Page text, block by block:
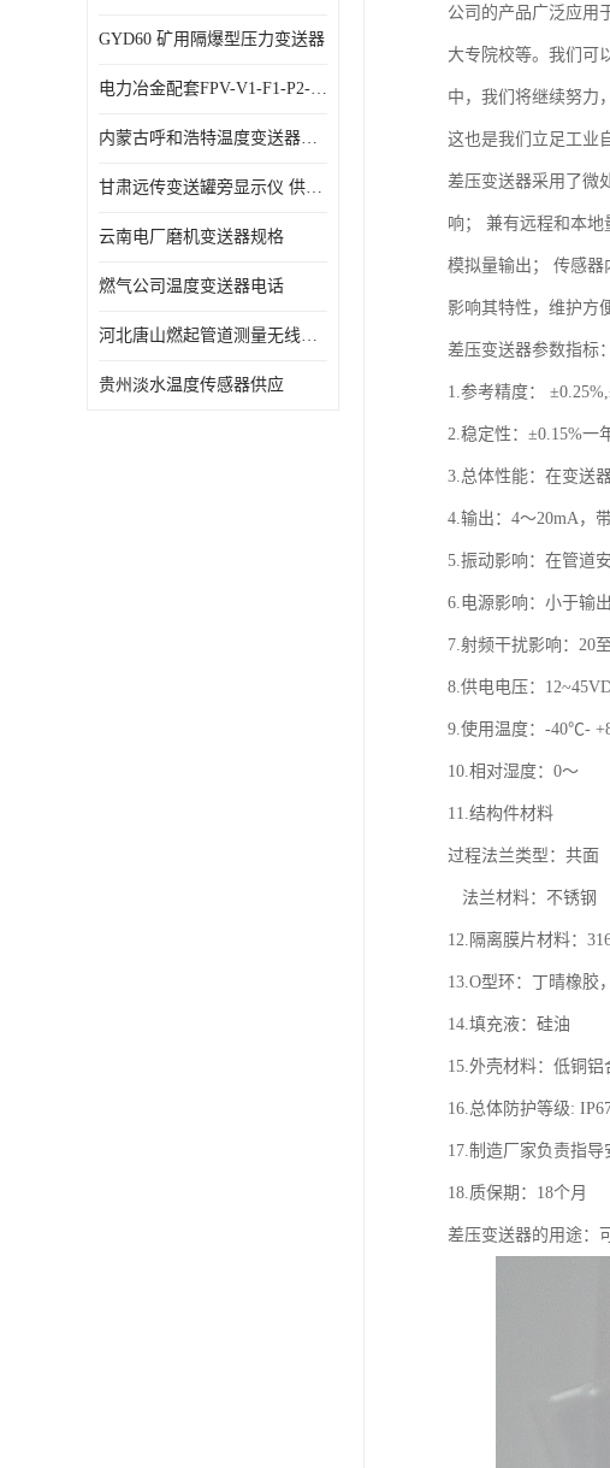
GYD60 矿用隔爆型压力变送器
电力冶金配套FPV-V1-F1-P2-03电压变送器
内蒙古呼和浩特温度变送器配套罐旁显示仪供应 性能稳定
甘肃远传变送罐旁显示仪 供应及时
云南电厂磨机变送器规格
燃气公司温度变送器电话
河北唐山燃起管道测量无线压力变送器型号 性能稳定
贵州淡水温度传感器供应
公司的产品广泛应用
大专院校等。我们可
中，我们将继续努力
这也是我们立足工业
差压变送器采用了微
响； 兼有远程和本地
模拟量输出； 传感
影响其特性，维护方
差压变送器参数指标：
1.参考精度：
2.稳定性：±0.15%一
3.总体性能：在变送
4.输出：4～20mA，
5.振动影响：在管道
6.电源影响：小于输
7.射频干扰影响：20
8.供电电压：
9.使用温度：-40℃-
10.相对湿度：0～
11.结构件材料
过程法兰类型：共
法兰材料：不锈
12.隔离膜片材料：
13.O型环：丁晴橡胶
14.填充液：硅油
15.外壳材料：低铜铝
16.总体防护等级:
17.制造厂家负责指
18.质保期：18个月
差压变送器的用途：